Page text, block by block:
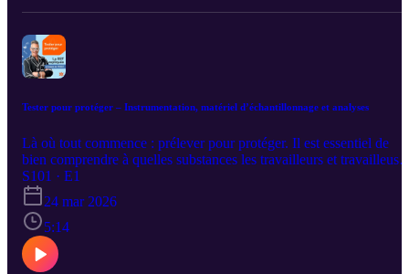
Tester pour protéger – Instrumentation, matériel d’échantillonnage et analyses
Là où tout commence : prélever pour protéger. Il est essentiel de
bien comprendre à quelles substances les travailleurs et
sont exposés. Pour y parvenir, une étape est incontournable :
l’échantillonnage. Des échantillons fiables, prélevés au bon
et avec le bon matériel, pour mieux protéger la santé des
travailleuses et des travailleurs. Avec François Gouin, technicien en
hygiène industrielle et Bruno Ponsard, directeur des laboratoires.
S101 · E1
24 mar 2026
5:14